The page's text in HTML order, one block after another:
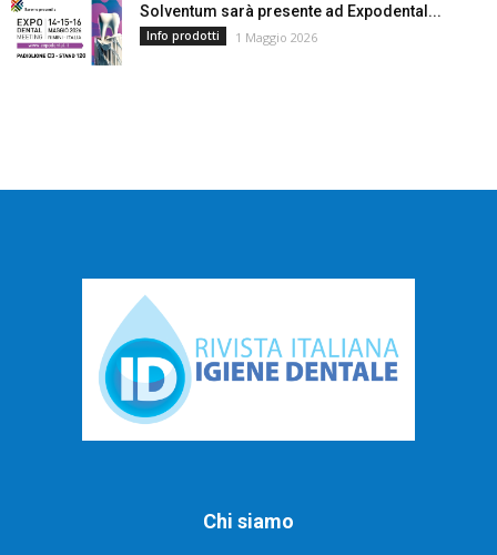
Solventum sarà presente ad Expodental...
Info prodotti 1 Maggio 2026
Chi siamo